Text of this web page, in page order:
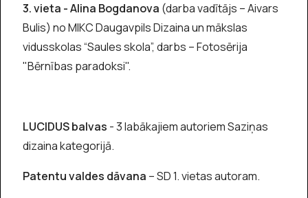
3. vieta - Alina Bogdanova (darba vadītājs – Aivars
Bulis) no MIKC Daugavpils Dizaina un mākslas
vidusskolas “Saules skola”, darbs – Fotosērija
"Bērnības paradoksi".
LUCIDUS balvas - 3 labākajiem autoriem Saziņas
dizaina kategorijā.
Patentu valdes dāvana – SD 1. vietas autoram.